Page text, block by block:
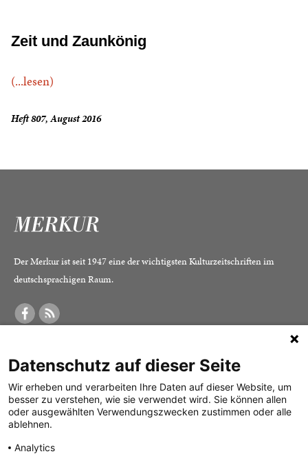
Zeit und Zaunkönig
(...lesen)
Heft 807, August 2016
Der Merkur ist seit 1947 eine der wichtigsten Kulturzeitschriften im
deutschsprachigen Raum.
Was ist der Merkur?
Herausgeber /
Redaktion
Verlag
Alle Abos im Überblick
Print-Abo
Digital-Abo
Impressum
Datenschutz
Mediadaten
Datenschutz auf dieser Seite
Wir erheben und verarbeiten Ihre Daten auf dieser Website, um
besser zu verstehen, wie sie verwendet wird. Sie können allen
oder ausgewählten Verwendungszwecken zustimmen oder alle
ablehnen.
Analytics